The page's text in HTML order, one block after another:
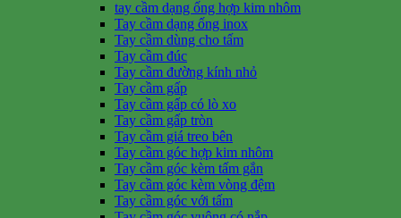
tay cầm dạng ống hợp kim nhôm
Tay cầm dạng ống inox
Tay cầm dùng cho tấm
Tay cầm đúc
Tay cầm đường kính nhỏ
Tay cầm gấp
Tay cầm gấp có lò xo
Tay cầm gấp tròn
Tay cầm giá treo bên
Tay cầm góc hợp kim nhôm
Tay cầm góc kèm tấm gắn
Tay cầm góc kèm vòng đệm
Tay cầm góc với tấm